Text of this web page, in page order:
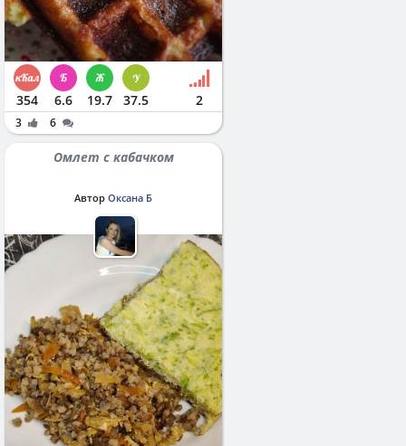
354 6.6 19.7 37.5 2
3 6
Омлет с кабачком
Автор Оксана Б